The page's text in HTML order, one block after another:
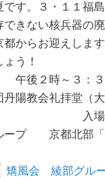
す。３・１１福
きない核兵器の
からお迎えしま
う！
午後２時～３：
陽教会礼拝堂（
人会 入場
ープ 京都北部「
矯風会 綾部グル